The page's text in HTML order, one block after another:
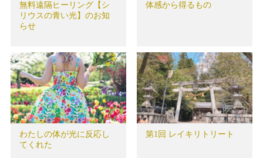
無料遠隔ヒーリング【シ
リウスの青い光】のお知
らせ
体感から得るもの
わたしの体が光に反応し
てくれた
第1回 レイキリトリート